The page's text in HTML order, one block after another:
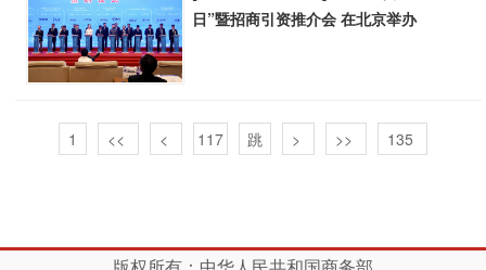
日”暨招商引资推介会 在北京举办
1 << < > >> 135